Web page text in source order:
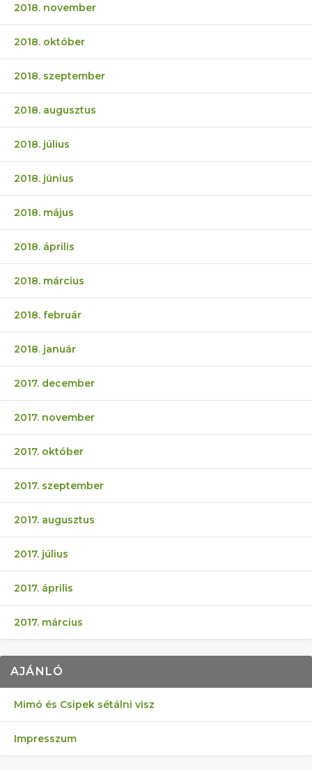
2018. november
2018. október
2018. szeptember
2018. augusztus
2018. július
2018. június
2018. május
2018. április
2018. március
2018. február
2018. január
2017. december
2017. november
2017. október
2017. szeptember
2017. augusztus
2017. július
2017. április
2017. március
AJÁNLÓ
Mimó és Csipek sétálni visz
Impresszum